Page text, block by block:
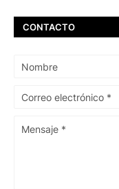
CONTACTO